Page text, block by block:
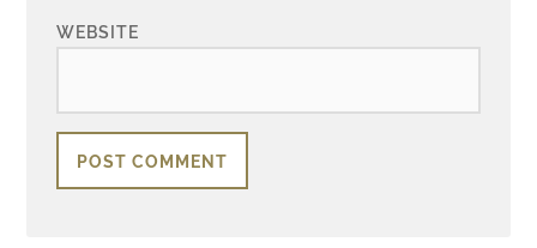
WEBSITE